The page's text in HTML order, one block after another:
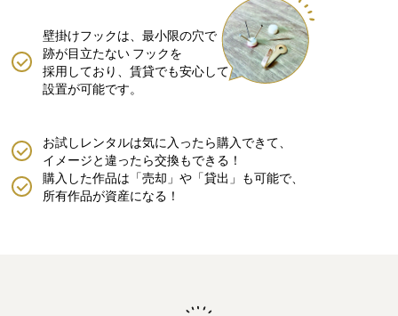
壁掛けフックは、最小限の穴で
跡が目立たない フックを
採用しており、賃貸でも安心して
設置が可能です。
購入した作品は「売却」や「貸出」も可能で、
所有作品が資産になる！
お試しレンタルは気に入ったら購入できて、
イメージと違ったら交換もできる！